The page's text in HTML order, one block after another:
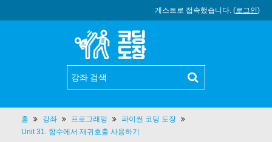
게스트로 접속했습니다. (로그인)
홈 강좌 프로그래밍
파이썬 코딩 도장
Unit 31. 함수에서 재귀호출 사용하기